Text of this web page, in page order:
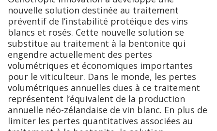
nouvelle solution destinée au traitement
préventif de l’instabilité protéique des vins
blancs et rosés. Cette nouvelle solution se
substitue au traitement à la bentonite qui
engendre actuellement des pertes
volumétriques et économiques importantes
pour le viticulteur. Dans le monde, les pertes
volumétriques annuelles dues à ce traitement
représentent l’équivalent de la production
annuelle néo-zélandaise de vin blanc. En plus de
limiter les pertes quantitatives associées au